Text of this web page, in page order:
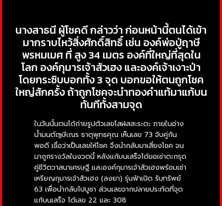
นางสาธนี ผู้โชคดี กล่าวว่า ก่อนหน้านี้ตนได้เข้า
มากราบไหว้สิ่งศักดิ์สิทธิ์ เช่น องค์พ่อปู่ฤาษี
พรหมเมศ ที่ สูง 34 เมตร องค์ที่ใหญ่ที่สุดใน
โลก องค์กุมารเจ้าสัวเฮง และองค์เจ้าเงาะป่า
โดยกระซิบบอกทั้ง 3 จุด บอกขอให้ตนถูกโชค
ใหญ่สักครั้ง ถ้าถูกโชคจะนำทองคำแท้มาแก้บน
ทันทีทั้งสามจุด
ในวันนั้นตนได้ถ่ายรูปตัวเลขโสฬสสะระตะ ภายในอ่าง
น้ำมนต์ฤๅษีเณร ธาตุพุทธคุณ เห็นเลข 73 จับคู่กัน
พอดี เชื่อว่าเป็นเลขให้โชค จึงนำกลับมาเสี่ยงโชค จน
มาถูกรางวัลในงวดนี้ หลังแก้บนเสร็จได้ขอเช่าตะกรุด
คู่ชีวิตวาสนาเศรษฐี และองค์กุมารเจ้าสัวเฮงพร้อมเช่า
เหรียญกุมารเจ้าสัวเฮง (ลงยา) รุ่นฟ้าเปิด รับทรัพย์
63 เพื่อนำกลับไปบูชา ส่วนเลขจากปลายประทัดที่จุด
แก้บนเสร็จ ได้เลข 22 และ 308